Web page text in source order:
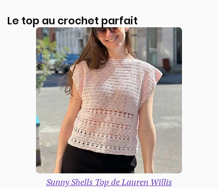
Le top au crochet parfait
Sunny Shells Top de Lauren Willis